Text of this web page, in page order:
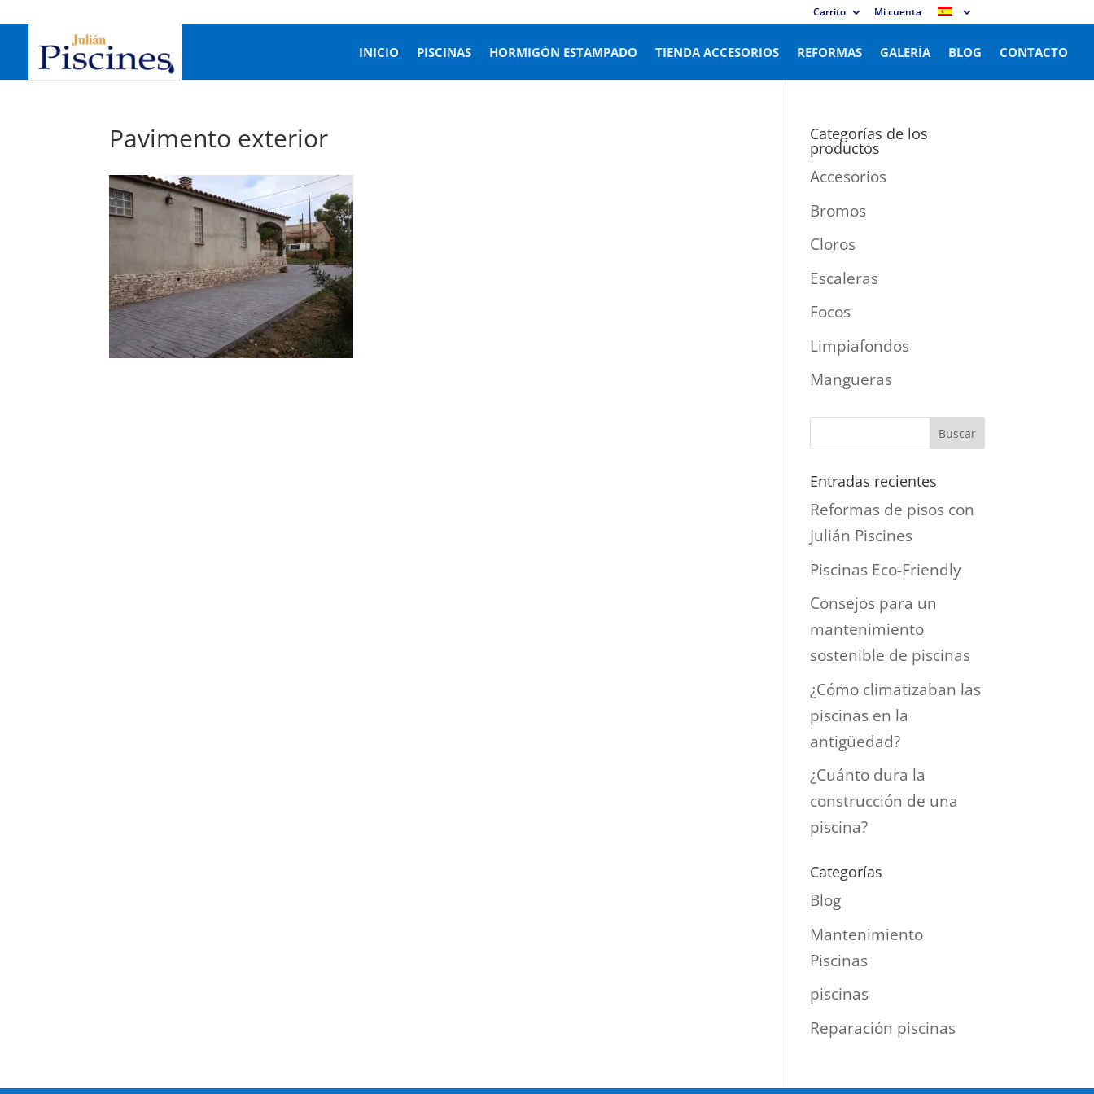
Carrito Mi cuenta
INICIO PISCINAS HORMIGÓN ESTAMPADO TIENDA ACCESORIOS REFORMAS GALERÍA BLOG CONTACTO
Pavimento exterior Categorías de los
productos
Accesorios
Bromos
Cloros
Escaleras
Focos
Limpiafondos
Mangueras
Entradas recientes
Reformas de pisos con
Julián Piscines
Piscinas Eco-Friendly
Consejos para un
mantenimiento
sostenible de piscinas
¿Cómo climatizaban las
piscinas en la
antigüedad?
¿Cuánto dura la
construcción de una
piscina?
Categorías
Blog
Mantenimiento
Piscinas
piscinas
Reparación piscinas